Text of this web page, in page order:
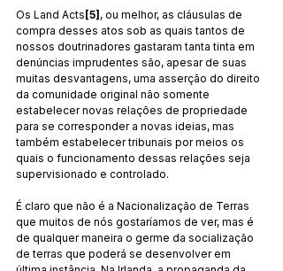
Os Land Acts [5] , ou melhor, as cláusulas de
compra desses atos sob as quais tantos de
nossos doutrinadores gastaram tanta tinta em
denúncias imprudentes são, apesar de suas
muitas desvantagens, uma asserção do direito
da comunidade original não somente
estabelecer novas relações de propriedade
para se corresponder a novas ideias, mas
também estabelecer tribunais por meios os
quais o funcionamento dessas relações seja
supervisionado e controlado.
É claro que não é a Nacionalização de Terras
que muitos de nós gostaríamos de ver, mas é
de qualquer maneira o germe da socialização
de terras que poderá se desenvolver em